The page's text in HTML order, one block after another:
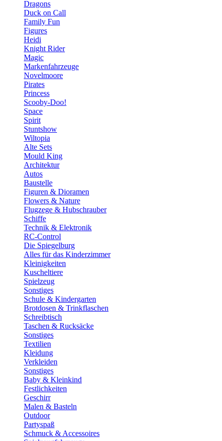
Dragons
Duck on Call
Family Fun
Figures
Heidi
Knight Rider
Magic
Markenfahrzeuge
Novelmoore
Pirates
Princess
Scooby-Doo!
Space
Spirit
Stuntshow
Wiltopia
Alte Sets
Mould King
Architektur
Autos
Baustelle
Figuren & Dioramen
Flowers & Nature
Flugzege & Hubschrauber
Schiffe
Technik & Elektronik
RC-Control
Die Spiegelburg
Alles für das Kinderzimmer
Kleinigkeiten
Kuscheltiere
Spielzeug
Sonstiges
Schule & Kindergarten
Brotdosen & Trinkflaschen
Schreibtisch
Taschen & Rucksäcke
Sonstiges
Textilien
Kleidung
Verkleiden
Sonstiges
Baby & Kleinkind
Festlichkeiten
Geschirr
Malen & Basteln
Outdoor
Partyspaß
Schmuck & Accessoires